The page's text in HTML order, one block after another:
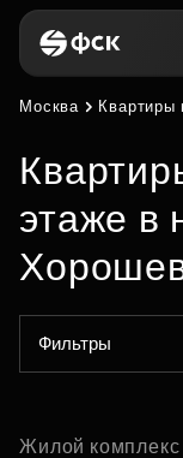
Москва Квартиры
этаже в
Фильтры
Жилой комплекс